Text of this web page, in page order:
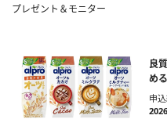
プレゼント＆モニター
良
め
申